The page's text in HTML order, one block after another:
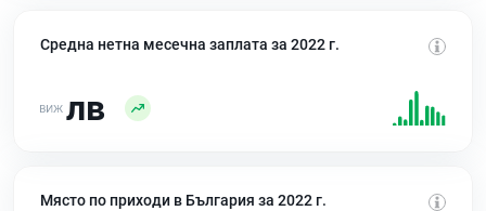
Средна нетна месечна заплата за 2022 г.
лв
Място по приходи в България за 2022 г.